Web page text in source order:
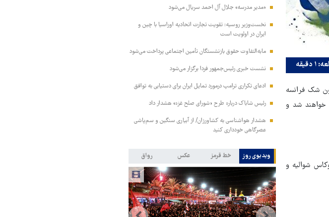
شک فرانسه
خواهند شد و
شوالیه و
«مدیر مدرسه» جلال آل احمد سریال می‌شود
نخست‌وزیر روسیه:‌ تقویت تجارت اتحادیه اوراسیا با چین و
ایران در اولویت است
مابه‌التفاوت حقوق بازنشستگان تأمین اجتماعی پرداخت می‌شود
نشست خبری رئیس‌جمهور فردا برگزار می‌شود
ادعای تکراری ترامپ درمورد تمایل ایران برای دستیابی به توافق
رئیس شاباک درباره طرح «شورای صلح غزه» هشدار داد
هشدار هواشناسی به کشاورزان/ از آبیاری سنگین و سم‌پاشی
عصرگاهی خودداری کنید
ویدیوی روز خط قرمز عکس رواق